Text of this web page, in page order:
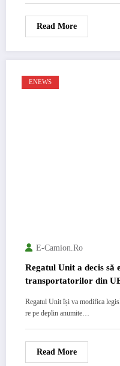
Read More
ENEWS
E-Camion.ro
Regatul Unit a decis să
transportatorilor din
Regatul Unit își va modifica
re pe deplin anumite…
Read More